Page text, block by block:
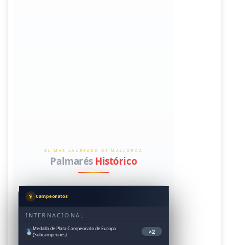
EL MÁS LAUREADO DE MALLORCA
Palmarés Histórico
Campeonatos
INTERNACIONAL
🥈 Medalla de Plata Campeonato de Europa
(Subcampeones)
×2